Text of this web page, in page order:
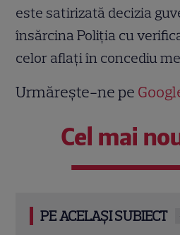
este satirizată decizia
însărcina Poliţia cu
celor aflaţi în concediu
Urmărește-ne pe
Cel mai
PE ACELAȘI SUBIECT